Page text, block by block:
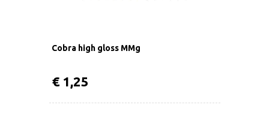
Cobra high gloss MMg
€ 1,25